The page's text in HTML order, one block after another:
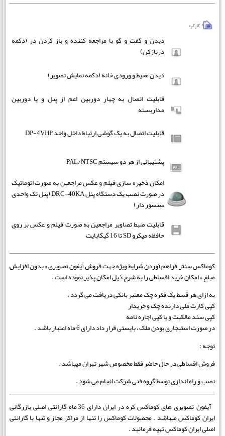
دیدن و گفت و گو با مراجعه کننده و باز کردن در (دکمه
دربازکن)
دیدن محیط و ورودی خانه (دکمه نمایش تصویر)
قابلیت اتصال به چهار دوربین اعم از پنل و یا دوربین
مداربسته
قابلیت اتصال به یک گوشی ارتباط داخل واحد DP-4VHP
پشتیبانی از هر دو سیستم PAL/NTSC
امکان ذخیره سازی فیلم و عکس مراجعین به صورت اتوماتیک
در صورت نصب یک دستگاه پنل DRC-40KA (پنل تک واحدی
سنسور دار)
قابلیت ضبط تصاویر مراجعین به صورت فیلم و عکس بر روی
حافظه میکرو SD تا 16 گیگابایت
کوماکس سنتر فراهم آوردن شرایط ویژه جهت فروش آیفون تصویری « بدون افزایش
مبلغ » امکان خرید اقساطی را به شرح ذیل امکان پذیر نموده است .
به ازای هر قسط یک فقره چک معتبر بانکی دریافت می گردد .
کپی کارت ملی دارنده چک و خریدار
کپی سند مالکیت و یا کپی اجاره نامه
در صورت استیجاری بودن ملک ، بایستی قرار داد دارای 6 ماه اعتبار باشد .
توجه :
فروش اقساطی در حال حاضر فقط مخصوص شهر تهران میباشد .
نصب و راه اندازی توسط گروه فنی شرکت انجام می شود .
آیفون تصویری های کوماکس کره در ایران دارای 36 ماه گارانتی اصلی بازرگانی
ایران کوماکس میباشد .محصولات کوماکس را تنها از مراکز مجاز و تنها با گارانتی
اصلی ایران کوماکس تهیه فرمائید .